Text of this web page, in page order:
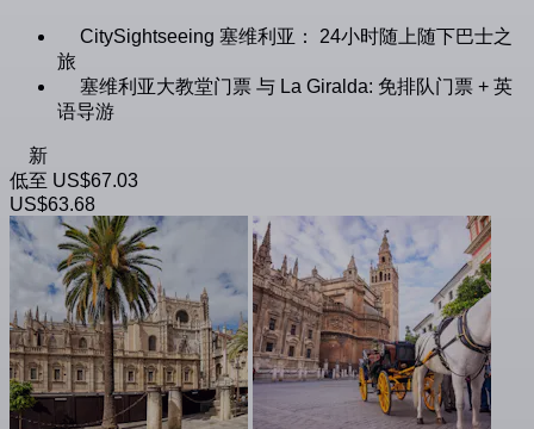
CitySightseeing 塞维利亚： 24小时随上随下巴士之
旅
塞维利亚大教堂门票 与 La Giralda: 免排队门票 + 英
语导游
新
低至 US$67.03
US$63.68